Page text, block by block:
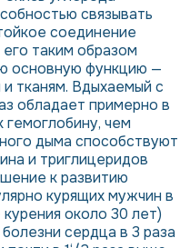
связывать
соединение
таким образом
основную функцию —
тканям. Вдыхаемый с
обладает примерно в
чем
дыма способствуют
и триглицеридов
к развитию
курящих мужчин в
около 30 лет)
сердца в 3 раза